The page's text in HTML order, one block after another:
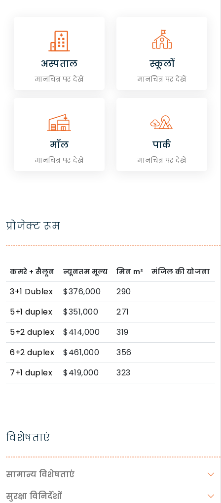
अस्पताल
मानचित्र पर देखें
स्कूलों
मानचित्र पर देखें
मॉल
मानचित्र पर देखें
पार्क
मानचित्र पर देखें
प्रोजेक्ट रूम
कमरे + सैलून न्यूनतम मूल्य मिन m² मंजिल की योजना
3+1 Dublex $376,000
290
5+1 duplex
$351,000
271
5+2 duplex
$414,000
319
6+2 duplex
$461,000
356
7+1 duplex
$419,000 323
विशेषताएं
सामान्य विशेषताएं
सुरक्षा विनिर्देशों